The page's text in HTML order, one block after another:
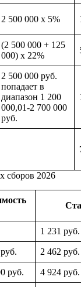
2 500 000 x 5%
(2 500 000 + 125
000) x 22%
2 500 000 руб.
попадает в
диапазон 1 200
000,01-2 700 000
руб.
сборов 2026
1 231 руб.
2 462 руб.
руб. 4 924 руб.